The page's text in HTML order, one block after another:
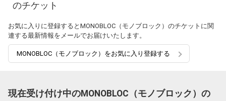
のチケット
お気に入りに登録するとMONOBLOC（モノブロック）のチケットに関
連する最新情報をメールでお届けいたします。
MONOBLOC（モノブロック）をお気に入り登録する
現在受け付け中のMONOBLOC（モノブロック）の